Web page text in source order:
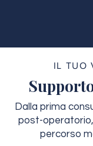
IL TUO
Dalla prima
post-
percorso